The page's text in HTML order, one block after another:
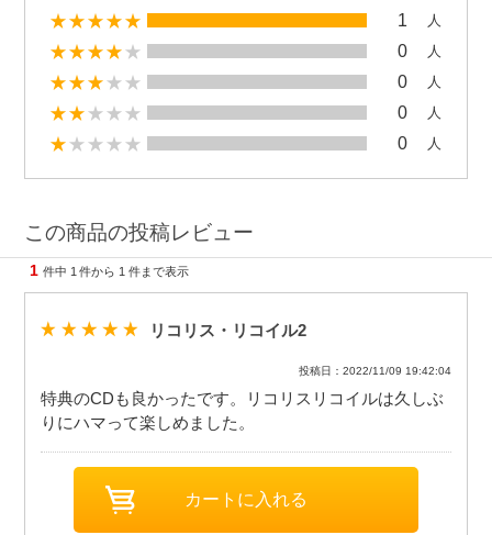
1 人
0 人
0 人
0 人
0 人
この商品の投稿レビュー
1 件中 1 件から 1 件まで表示
リコリス・リコイル2
投稿日：2022/11/09 19:42:04
特典のCDも良かったです。リコリスリコイルは久しぶ
りにハマって楽しめました。